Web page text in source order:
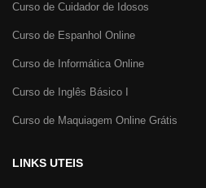
Curso de Cuidador de Idosos
Curso de Espanhol Online
Curso de Informática Online
Curso de Inglês Básico I
Curso de Maquiagem Online Grátis
LINKS UTEIS